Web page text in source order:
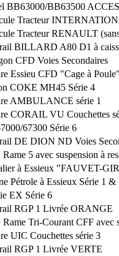
BB63000/BB63500
Tracteur
Tracteur RENAULT
BILLARD A80 D1 à
CFD Voies Secondaires
Essieu CFD "Cage à
COKE MH45 Série 4
AMBULANCE série 1
CORAIL VU Couchettes
67300 Série 6
DE DION ND Voies
5 avec suspension à
à Essieux "FAUVET-
Pétrole à Essieux Série 1 &
EX Série 6
RGP 1 Livrée ORANGE
Tri-Courant CFF avec
UIC Couchettes série 3
RGP 1 Livrée VERTE